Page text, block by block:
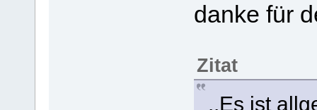
danke für
Zitat
..Es ist